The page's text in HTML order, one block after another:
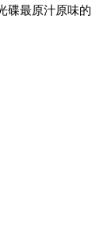
碟最原汁原味的